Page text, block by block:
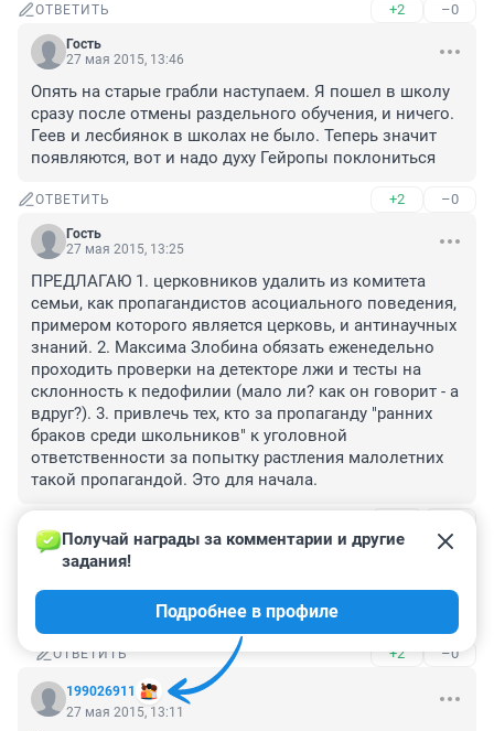
ОТВЕТИТЬ +2 –0
Гость
27 мая 2015, 13:46
Опять на старые грабли наступаем. Я пошел в школу
сразу после отмены раздельного обучения, и ничего.
Геев и лесбиянок в школах не было. Теперь значит
появляются, вот и надо духу Гейропы поклониться
ОТВЕТИТЬ +2 –0
Гость
27 мая 2015, 13:25
ПРЕДЛАГАЮ 1. церковников удалить из комитета
семьи, как пропагандистов асоциального поведения,
примером которого является церковь, и антинаучных
знаний. 2. Максима Злобина обязать еженедельно
проходить проверки на детекторе лжи и тесты на
склонность к педофилии (мало ли? как он говорит - а
вдруг?). 3. привлечь тех, кто за пропаганду "ранних
браков среди школьников" к уголовной
ответственности за попытку растления малолетних
такой пропагандой. Это для начала.
Гость
Согласна с Вами.
ОТВЕТИТЬ +2 –0
199026911
Получай награды за комментарии и другие
задания!
Подробнее в профиле
27 мая 2015, 13:11